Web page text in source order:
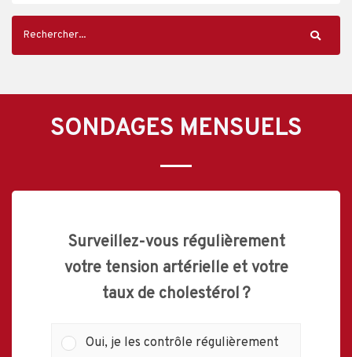
SONDAGES MENSUELS
Surveillez-vous régulièrement
votre tension artérielle et votre
taux de cholestérol ?
Oui, je les contrôle régulièrement